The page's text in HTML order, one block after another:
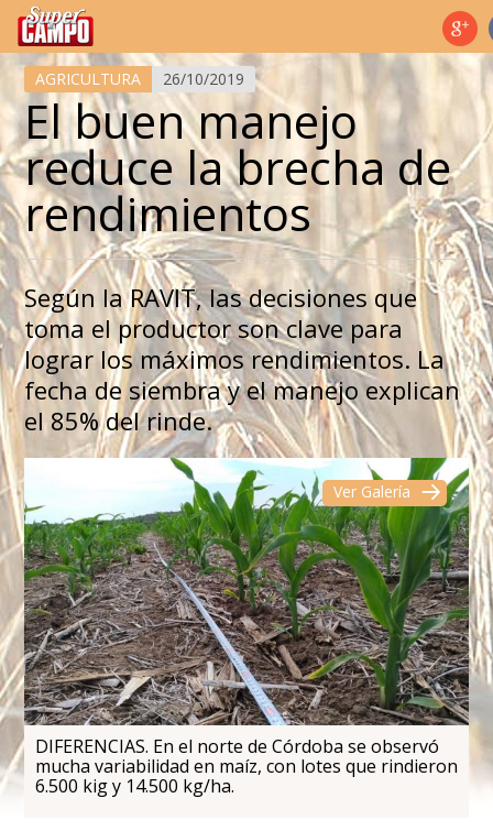
Temas de hoy
AGRICULTURA 26/10/2019
El buen manejo
reduce la brecha de
rendimientos
Según la RAVIT, las decisiones que
toma el productor son clave para
lograr los máximos rendimientos. La
fecha de siembra y el manejo explican
el 85% del rinde.
Ver Galería
DIFERENCIAS. En el norte de Córdoba se observó
mucha variabilidad en maíz, con lotes que rindieron
6.500 kig y 14.500 kg/ha.